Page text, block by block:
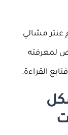
عنتر مشالي
لمعرفته
القراءة.